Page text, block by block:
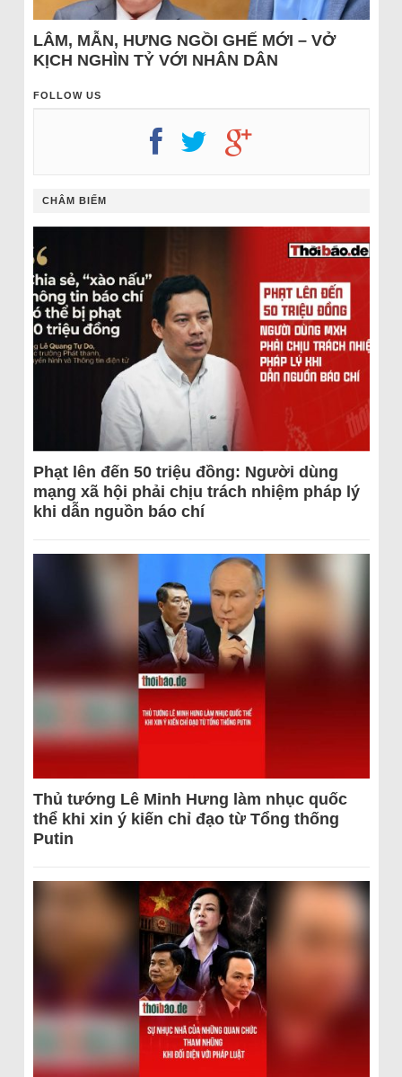
LÂM, MẪN, HƯNG NGỒI GHẾ MỚI – VỞ
KỊCH NGHÌN TỶ VỚI NHÂN DÂN
FOLLOW US
CHÂM BIẾM
Phạt lên đến 50 triệu đồng: Người dùng
mạng xã hội phải chịu trách nhiệm pháp lý
khi dẫn nguồn báo chí
Thủ tướng Lê Minh Hưng làm nhục quốc
thể khi xin ý kiến chỉ đạo từ Tổng thống
Putin